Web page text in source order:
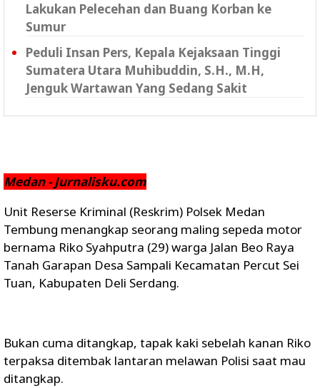
Lakukan Pelecehan dan Buang Korban ke
Sumur
Peduli Insan Pers, Kepala Kejaksaan Tinggi
Sumatera Utara Muhibuddin, S.H., M.H,
Jenguk Wartawan Yang Sedang Sakit
Medan - Jurnalisku.com
Unit Reserse Kriminal (Reskrim) Polsek Medan
Tembung menangkap seorang maling sepeda motor
bernama Riko Syahputra (29) warga Jalan Beo Raya
Tanah Garapan Desa Sampali Kecamatan Percut Sei
Tuan, Kabupaten Deli Serdang.
Bukan cuma ditangkap, tapak kaki sebelah kanan Riko
terpaksa ditembak lantaran melawan Polisi saat mau
ditangkap.